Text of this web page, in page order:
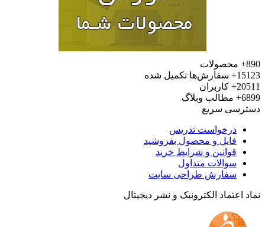
محصولات
سفارش‌ها تکمیل شده
کاربران
مطالب وبلاگ
سریع
درخواست تدریس
فایل و محصول بفروشید
قوانین و شرایط خرید
سوالات متداول
سفارش طراحی سایت
اعتماد الکترونیک و نشر دیجیتال